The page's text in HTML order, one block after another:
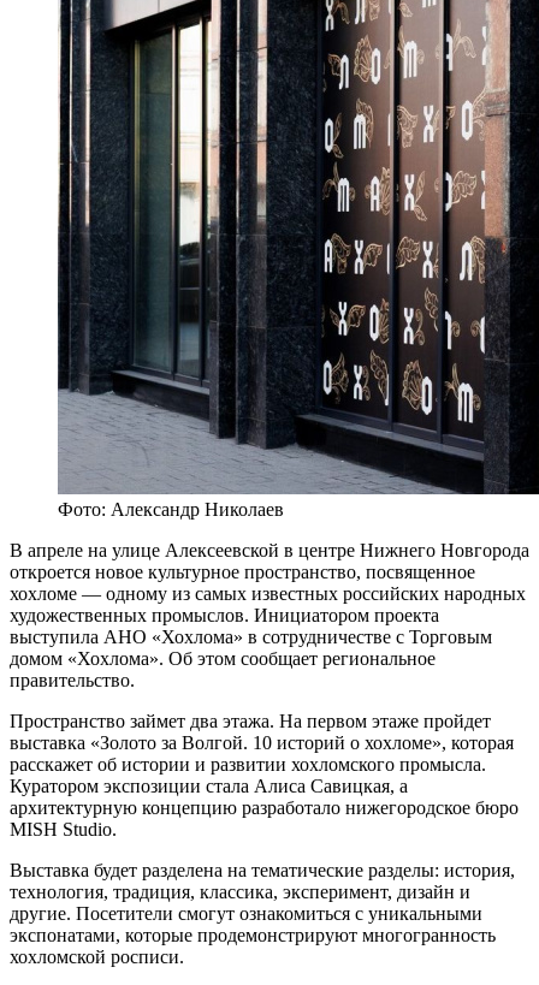
Фото: Александр Николаев
В апреле на улице Алексеевской в центре Нижнего Новгорода
откроется новое культурное пространство, посвященное
хохломе — одному из самых известных российских народных
художественных промыслов. Инициатором проекта
выступила АНО «Хохлома» в сотрудничестве с Торговым
домом «Хохлома». Об этом сообщает региональное
правительство.
Пространство займет два этажа. На первом этаже пройдет
выставка «Золото за Волгой. 10 историй о хохломе», которая
расскажет об истории и развитии хохломского промысла.
Куратором экспозиции стала Алиса Савицкая, а
архитектурную концепцию разработало нижегородское бюро
MISH Studio.
Выставка будет разделена на тематические разделы: история,
технология, традиция, классика, эксперимент, дизайн и
другие. Посетители смогут ознакомиться с уникальными
экспонатами, которые продемонстрируют многогранность
хохломской росписи.